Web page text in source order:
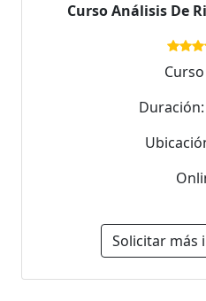
Curso Análisis De
Solicitar más